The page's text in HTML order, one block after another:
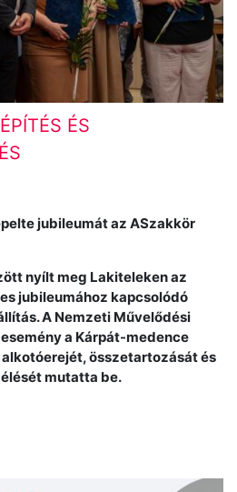
ÉS
jubileumát az ASzakkör
nyílt meg Lakiteleken az
jubileumához kapcsolódó
A Nemzeti Művelődési
a Kárpát-medence
összetartozását és
mutatta be.